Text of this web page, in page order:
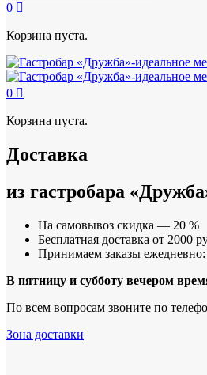
0
Корзина пуста.
0
Корзина пуста.
Доставка
из гастробара
На самовывоз скидка — 20 %
Бесплатная доставка от 2000
Принимаем заказы
В пятницу и субботу вечером
По всем вопросам звоните по
Зона доставки